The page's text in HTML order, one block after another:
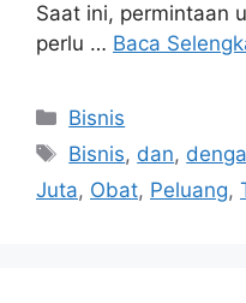
Saat ini, permintaan
perlu … Baca
Kategori
Bisnis
Tag
Bisnis, dan,
Juta, Obat, Peluang,